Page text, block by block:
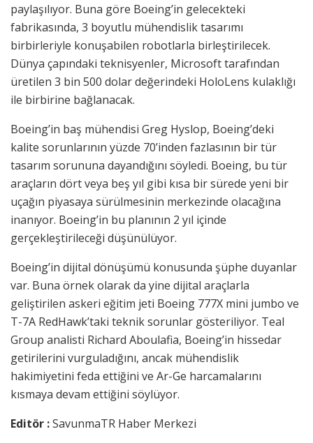
paylaşılıyor. Buna göre Boeing’in gelecekteki
fabrikasında, 3 boyutlu mühendislik tasarımı
birbirleriyle konuşabilen robotlarla birleştirilecek.
Dünya çapındaki teknisyenler, Microsoft tarafından
üretilen 3 bin 500 dolar değerindeki HoloLens kulaklığı
ile birbirine bağlanacak.
Boeing’in baş mühendisi Greg Hyslop, Boeing’deki
kalite sorunlarının yüzde 70’inden fazlasının bir tür
tasarım sorununa dayandığını söyledi. Boeing, bu tür
araçların dört veya beş yıl gibi kısa bir sürede yeni bir
uçağın piyasaya sürülmesinin merkezinde olacağına
inanıyor. Boeing’in bu planının 2 yıl içinde
gerçekleştirileceği düşünülüyor.
Boeing’in dijital dönüşümü konusunda şüphe duyanlar
var. Buna örnek olarak da yine dijital araçlarla
geliştirilen askeri eğitim jeti Boeing 777X mini jumbo ve
T-7A RedHawk’taki teknik sorunlar gösteriliyor. Teal
Group analisti Richard Aboulafia, Boeing’in hissedar
getirilerini vurguladığını, ancak mühendislik
hakimiyetini feda ettiğini ve Ar-Ge harcamalarını
kısmaya devam ettiğini söylüyor.
Editör :SavunmaTR Haber Merkezi